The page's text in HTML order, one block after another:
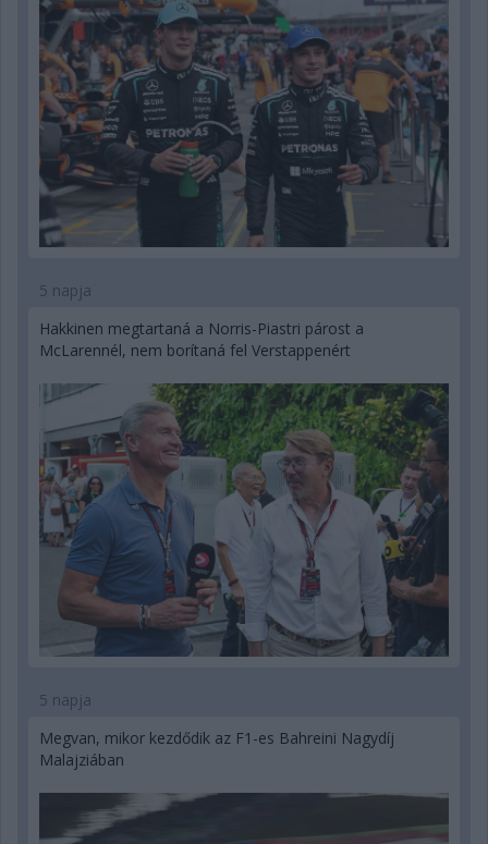
5 napja
Hakkinen megtartaná a Norris-Piastri párost a
McLarennél, nem borítaná fel Verstappenért
5 napja
Megvan, mikor kezdődik az F1-es Bahreini Nagydíj
Malajziában